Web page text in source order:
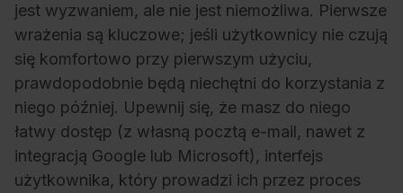
jest wyzwaniem, ale nie jest niemożliwa. Pierwsze
wrażenia są kluczowe; jeśli użytkownicy nie czują
się komfortowo przy pierwszym użyciu,
prawdopodobnie będą niechętni do korzystania z
niego później. Upewnij się, że masz do niego
łatwy dostęp (z własną pocztą e-mail, nawet z
integracją Google lub Microsoft), interfejs
użytkownika, który prowadzi ich przez proces